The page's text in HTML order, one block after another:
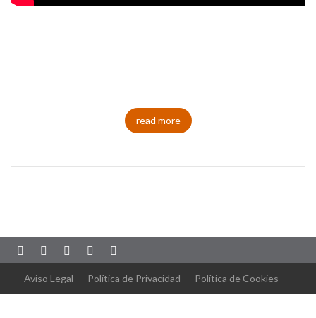
read more
Aviso Legal Política de Privacidad Política de Cookies